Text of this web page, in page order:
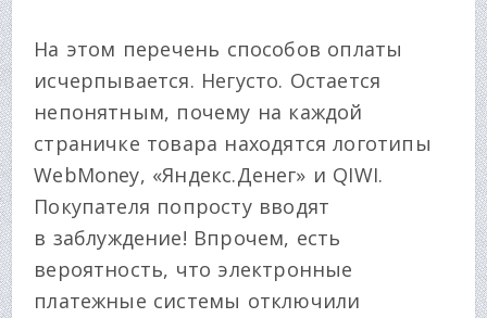
На этом перечень способов оплаты
исчерпывается. Негусто. Остается
непонятным, почему на каждой
страничке товара находятся логотипы
WebMoney, «Яндекс.Денег» и QIWI.
Покупателя попросту вводят
в заблуждение! Впрочем, есть
вероятность, что электронные
платежные системы отключили